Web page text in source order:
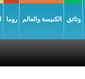
روما الكنيسة والعالم وثائق